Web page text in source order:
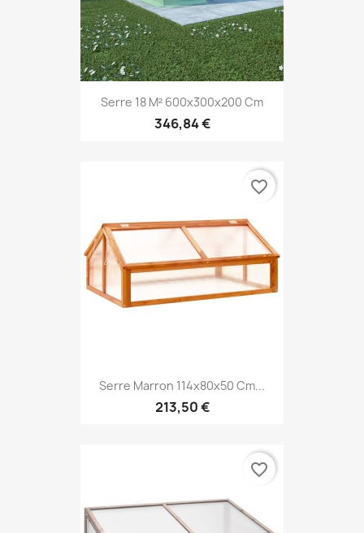
Serre 18 M² 600x300x200 Cm
346,84 €
Serre Marron 114x80x50 Cm...
213,50 €
favorite_border
favorite_border